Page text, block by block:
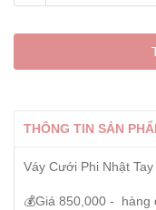
THÔNG TIN SẢN
Váy Cưới Phi Nhật
💰Giá 850,000 - hàng